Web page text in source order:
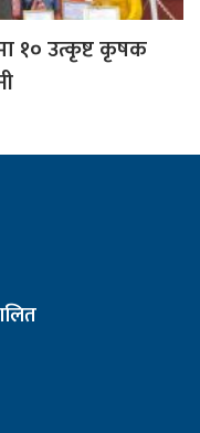
१० उत्कृष्ट कृषक